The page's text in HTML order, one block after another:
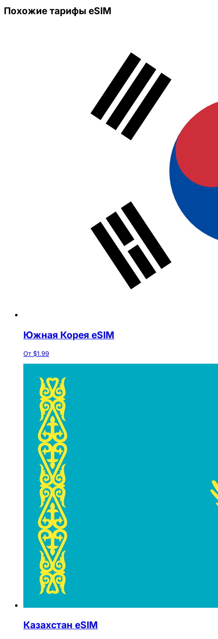
Похожие тарифы eSIM
Южная Корея eSIM
От $1.99
Казахстан eSIM